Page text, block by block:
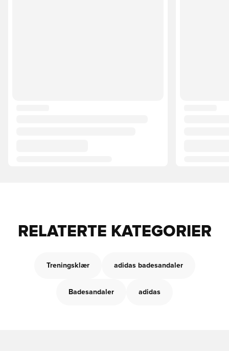
RELATERTE KATEGORIER
Treningsklær adidas badesandaler
Badesandaler adidas